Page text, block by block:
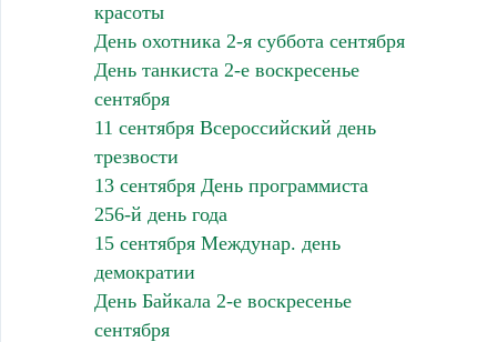
красоты
День охотника 2-я суббота сентября
День танкиста 2-е воскресенье
сентября
11 сентября Всероссийский день
трезвости
13 сентября День программиста
256-й день года
15 сентября Междунар. день
демократии
День Байкала 2-е воскресенье
сентября